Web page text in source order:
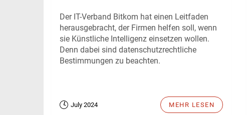
Der IT-Verband Bitkom hat einen Leitfaden
herausgebracht, der Firmen helfen soll, wenn
sie Künstliche Intelligenz einsetzen wollen.
Denn dabei sind datenschutzrechtliche
Bestimmungen zu beachten.
July 2024 MEHR LESEN